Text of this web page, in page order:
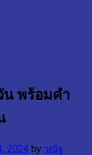
น พร้อมคำ
2024 by วณัฐ